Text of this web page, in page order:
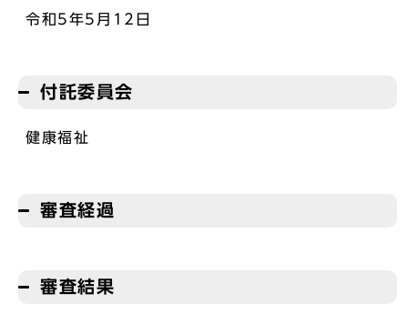
令和5年5月12日
付託委員会
健康福祉
審査経過
審査結果